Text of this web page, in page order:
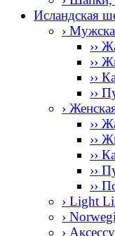
Исландская
›
››
››
››
››
›
››
››
››
››
››
› Light
›
›